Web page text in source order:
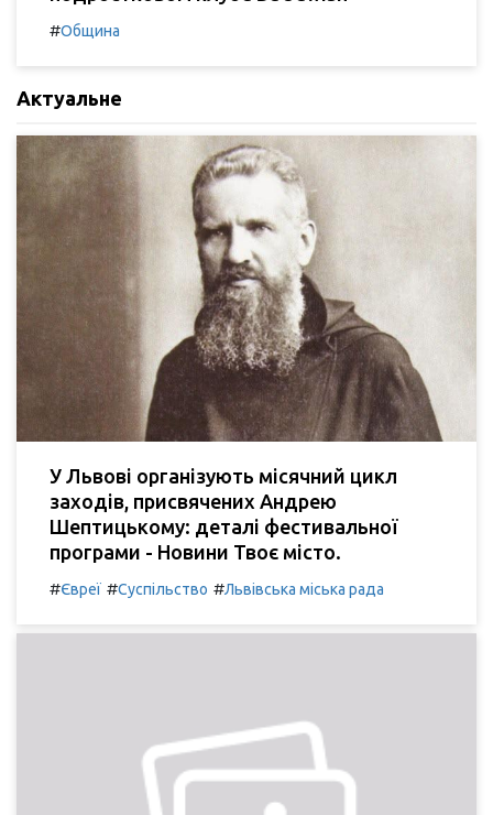
#Община
Актуальне
У Львові організують місячний цикл
заходів, присвячених Андрею
Шептицькому: деталі фестивальної
програми - Новини Твоє місто.
#Євреї #Суспільство #Львівська міська рада